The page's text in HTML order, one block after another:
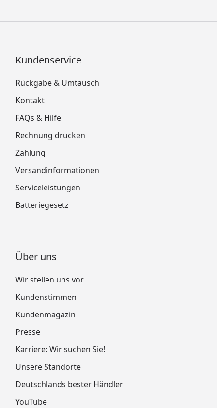
Kundenservice
Rückgabe & Umtausch
Kontakt
FAQs & Hilfe
Rechnung drucken
Zahlung
Versandinformationen
Serviceleistungen
Batteriegesetz
Über uns
Wir stellen uns vor
Kundenstimmen
Kundenmagazin
Presse
Karriere: Wir suchen Sie!
Unsere Standorte
Deutschlands bester Händler
YouTube